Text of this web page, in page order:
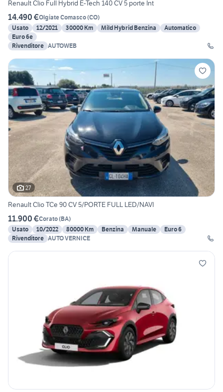
Renault Clio Full Hybrid E-Tech 140 CV 5 porte Int
14.490 €Olgiate Comasco(CO)
Usato
12/2021 30000 Km Mild Hybrid Benzina
Automatico
Euro 6e
Rivenditore AUTOWEB
27
Renault Clio TCe 90 CV 5/PORTE FULL LED/NAVI
11.900 €Corato(BA)
Usato
10/2022 80000 Km Benzina Manuale
Euro 6
Rivenditore AUTO VERNICE